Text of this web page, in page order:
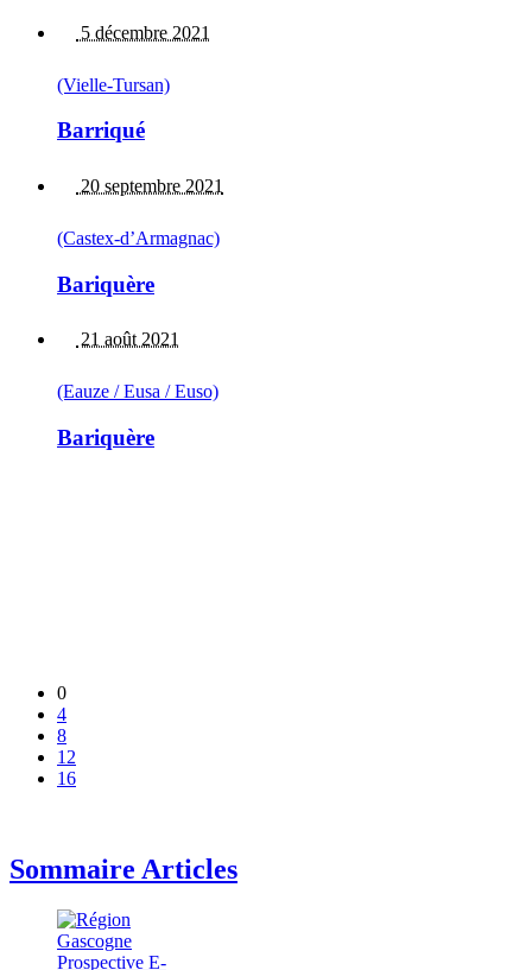
5 décembre 2021
(Vielle-Tursan)
Barriqué
20 septembre 2021
(Castex-d’Armagnac)
Bariquère
21 août 2021
(Eauze / Eusa / Euso)
Bariquère
0
4
8
12
16
Sommaire Articles